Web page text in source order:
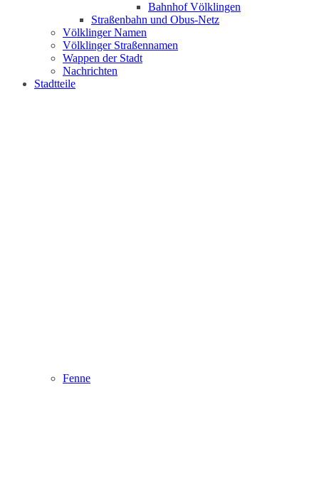
Bahnhof Völklingen
Straßenbahn und Obus-Netz
Völklinger Namen
Völklinger Straßennamen
Wappen der Stadt
Nachrichten
Stadtteile
Fenne